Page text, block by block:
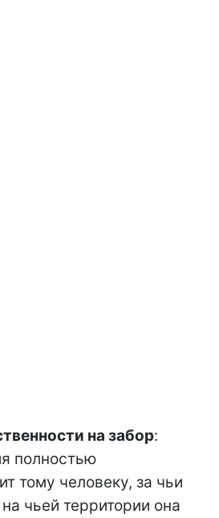
на забор:
полностью
тому человеку, за чьи
чьей территории она